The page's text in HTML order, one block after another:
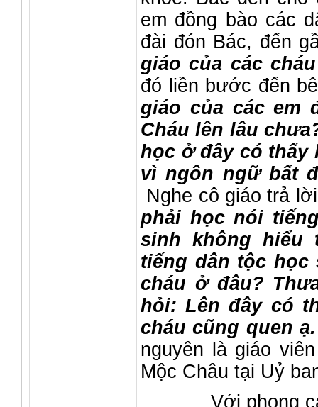
em đồng bào các
đài đón Bác, đến
giáo của các
đó liền bước đến
giáo của các em
Cháu lên lâu
học ở đây có thấy
vì ngôn ngữ bất
Nghe cô giáo trả
phải học nói
sinh không hiểu
tiếng dân tộc
cháu ở đâu?
hỏi: Lên đây có
cháu cũng quen
nguyên là giáo
Mộc Châu tại Uỷ
Với phong cách